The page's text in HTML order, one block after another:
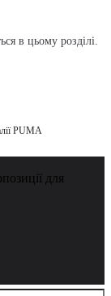
в цьому розділі.
PUMA
для